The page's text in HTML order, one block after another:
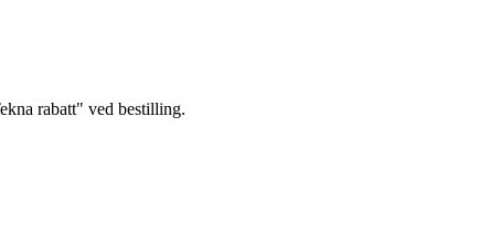
rabatt" ved bestilling.